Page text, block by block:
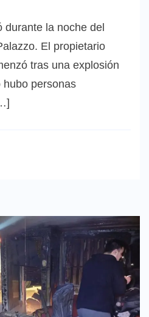
durante la noche del
El propietario
tras una explosión
hubo personas